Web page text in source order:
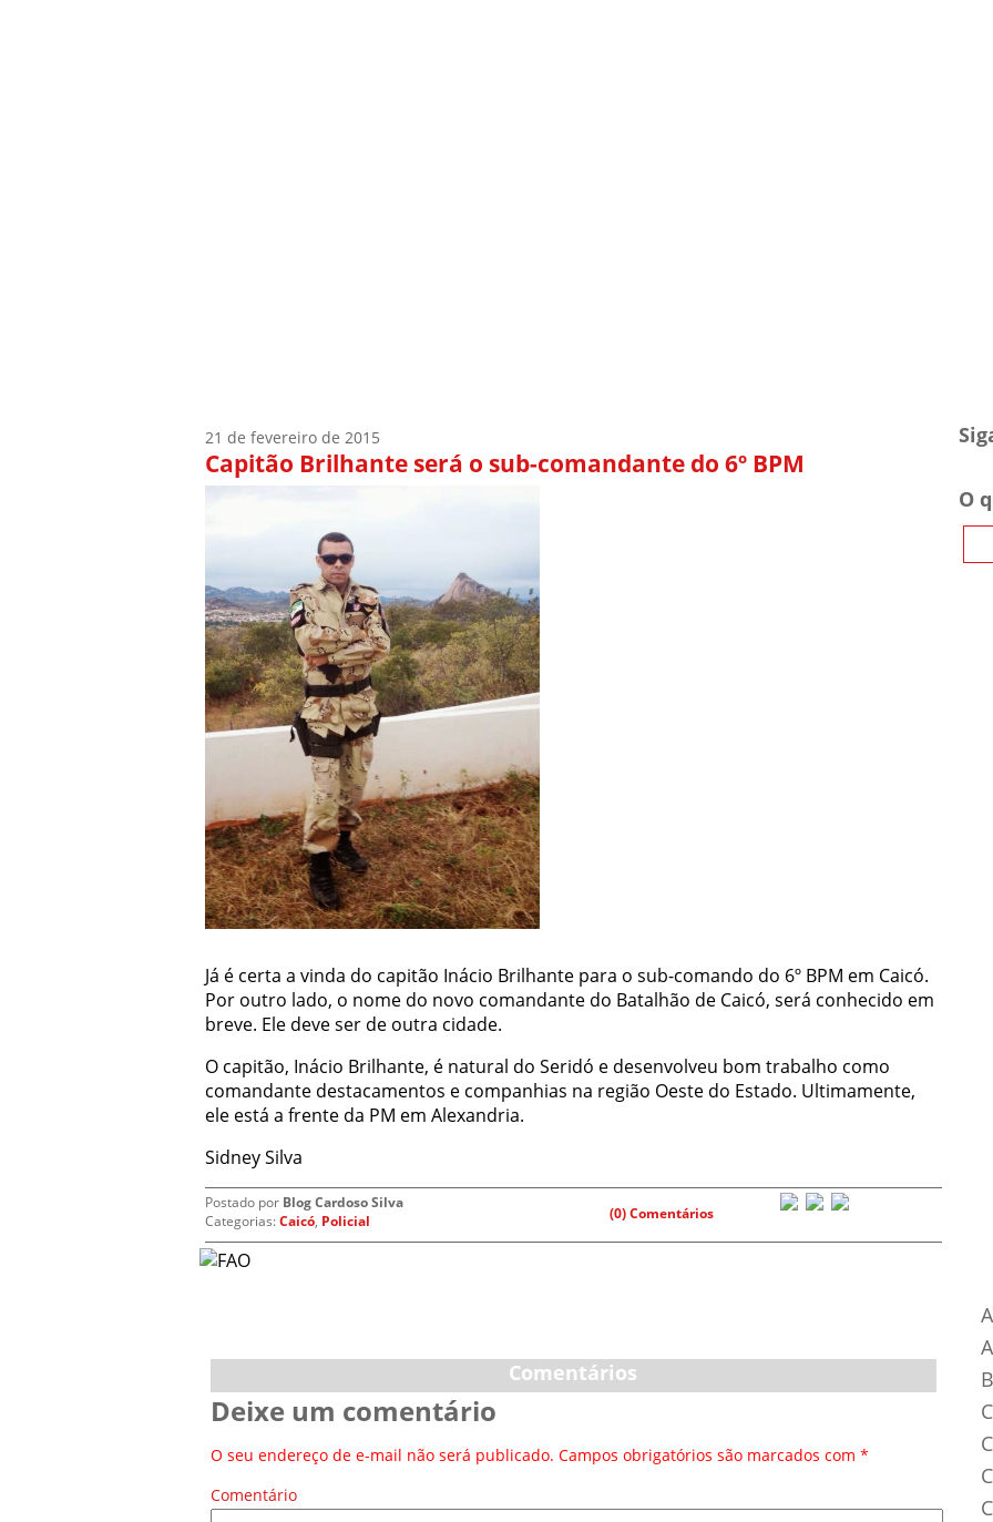
21 de fevereiro de 2015
Capitão Brilhante será o sub-comandante do 6º BPM
Já é certa a vinda do capitão Inácio Brilhante para o sub-comando do 6º BPM em Caicó.
Por outro lado, o nome do novo comandante do Batalhão de Caicó, será conhecido em
breve. Ele deve ser de outra cidade.
O capitão, Inácio Brilhante, é natural do Seridó e desenvolveu bom trabalho como
comandante destacamentos e companhias na região Oeste do Estado. Ultimamente,
ele está a frente da PM em Alexandria.
Sidney Silva
Postado por Blog Cardoso Silva
Categorias:Caicó, Policial (0) Comentários
Comentários
Deixe um comentário
O seu endereço de e-mail não será publicado. Campos obrigatórios são marcados com *
Comentário
O